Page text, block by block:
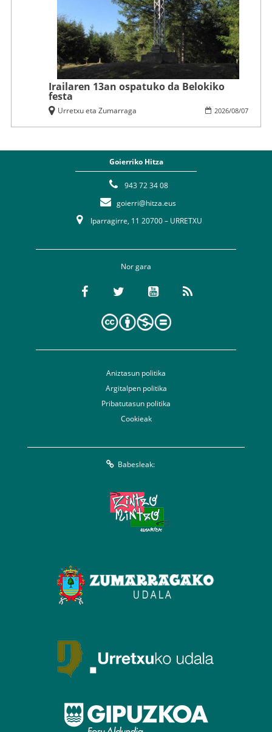
Irailaren 13an ospatuko da Belokiko
festa
2026/08/07
Urretxu eta Zumarraga
Goierriko Hitza
943 72 34 08
goierri@hitza.eus
Iparragirre, 11 20700 – URRETXU
Nor gara
Aniztasun politika
Argitalpen politika
Pribatutasun politika
Cookieak
Babesleak: